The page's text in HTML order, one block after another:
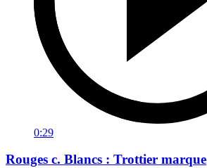
0:29
Rouges c. Blancs : Trottier marque